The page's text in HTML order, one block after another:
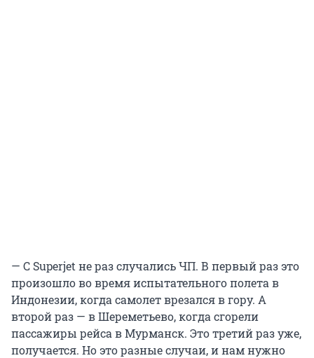
— С Superjet не раз случались ЧП. В первый раз это
произошло во время испытательного полета в
Индонезии, когда самолет врезался в гору. А
второй раз — в Шереметьево, когда сгорели
пассажиры рейса в Мурманск. Это третий раз уже,
получается. Но это разные случаи, и нам нужно